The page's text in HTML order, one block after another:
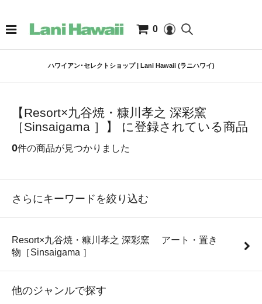
0
ハワイアン･セレクトショップ | Lani Hawaii (ラニハワイ)
【Resort×九谷焼・糠川孝之 深彩窯
［Sinsaigama ］】 に登録されている商品
0件の商品が見つかりました
さらにキーワードを絞り込む
Resort×九谷焼・糠川孝之 深彩窯 アート・置き
物［Sinsaigama ］
他のジャンルで探す